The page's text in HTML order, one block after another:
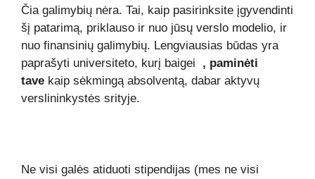
Čia galimybių nėra. Tai, kaip pasirinksite įgyvendinti
šį patarimą, priklauso ir nuo jūsų verslo modelio, ir
nuo finansinių galimybių. Lengviausias būdas yra
paprašyti universiteto, kurį baigei , paminėti
tave kaip sėkmingą absolventą, dabar aktyvų
verslininkystės srityje.
Ne visi galės atiduoti stipendijas (mes ne visi